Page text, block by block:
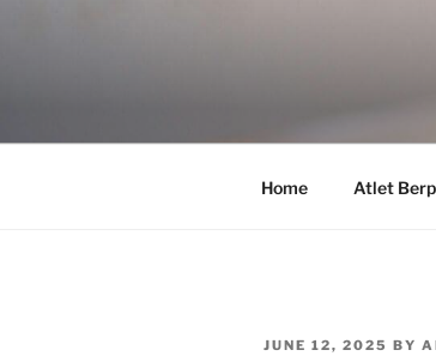
Home Atlet
POSTED
JUNE 12, 2025 BY